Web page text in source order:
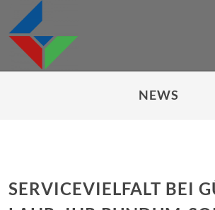
NEWS
SERVICEVIELFALT BEI